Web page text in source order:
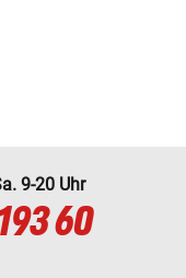
9-20 Uhr
60